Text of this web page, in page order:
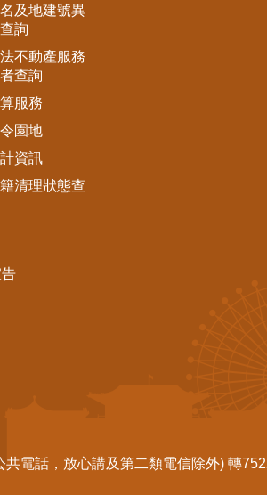
及地建號異
詢
不動產服務
查詢
服務
園地
資訊
清理狀態查
共電話，放心講及第二類電信除外) 轉